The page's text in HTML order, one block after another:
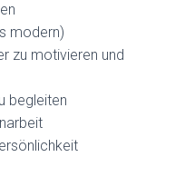
modern)
zu motivieren und
begleiten